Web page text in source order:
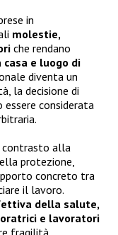
in
molestie,
che rendano
e luogo di
diventa un
la decisione di
considerata
contrasto alla
protezione,
concreto tra
il lavoro.
della salute,
e lavoratori